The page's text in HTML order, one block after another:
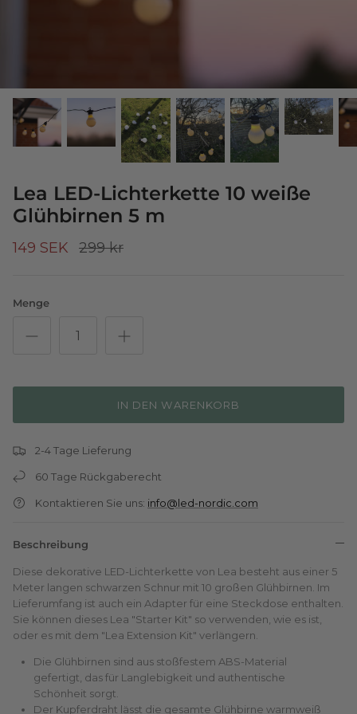
Lea LED-Lichterkette 10 weiße
Glühbirnen 5 m
149 SEK 299 kr
Menge
IN DEN WARENKORB
2-4 Tage Lieferung
60 Tage Rückgaberecht
Kontaktieren Sie uns: info@led-nordic.com
Beschreibung
Diese dekorative LED-Lichterkette von Lea besteht aus einer 5
Meter langen schwarzen Schnur mit 10 großen Glühbirnen. Im
Lieferumfang ist auch ein Adapter für eine Steckdose enthalten.
Sie können dieses Lea "Starter Kit" so verwenden, wie es ist,
oder es mit dem "Lea Extension Kit" verlängern.
Die Glühbirnen sind aus stoßfestem ABS-Material
gefertigt, das für Langlebigkeit und authentische
Schönheit sorgt.
Der Kupferdraht lässt die gesamte Glühbirne warmweiß